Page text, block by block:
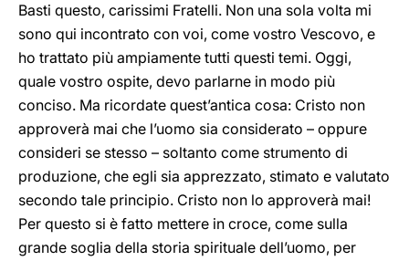
Basti questo, carissimi Fratelli. Non una sola volta mi
sono qui incontrato con voi, come vostro Vescovo, e
ho trattato più ampiamente tutti questi temi. Oggi,
quale vostro ospite, devo parlarne in modo più
conciso. Ma ricordate quest’antica cosa: Cristo non
approverà mai che l’uomo sia considerato – oppure
consideri se stesso – soltanto come strumento di
produzione, che egli sia apprezzato, stimato e valutato
secondo tale principio. Cristo non lo approverà mai!
Per questo si è fatto mettere in croce, come sulla
grande soglia della storia spirituale dell’uomo, per